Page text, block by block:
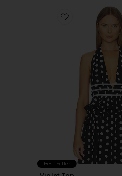
Favorite Violet Top
Best Seller